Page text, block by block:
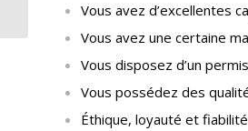
Vous avez d’excellentes
Vous avez une certaine
Vous disposez d’un
Vous possédez des
Éthique, loyauté et